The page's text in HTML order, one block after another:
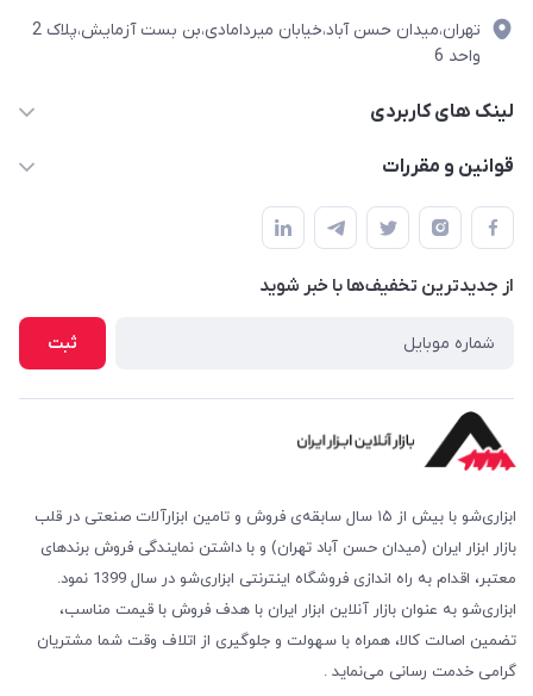
تهران،میدان حسن آباد،خیابان میردامادی،بن بست آزمایش،پلاک 2
واحد 6
لینک های کاربردی
حساب کاربری
لیست محصولات
درباره ما
قوانین و مقررات
شرایط بازگشت کالا
روش های پرداخت
روش های ارسال
امکان خرید حضوری
از جدید‌ترین تخفیف‌ها با‌ خبر شوید
ثبت
ابزاری‌شو با بیش از ۱۵ سال سابقه‌ی فروش و تامین ابزارآلات صنعتی در قلب
بازار ابزار ایران (میدان حسن آباد تهران) و با داشتن نمایندگی فروش برندهای
معتبر، اقدام به راه اندازی فروشگاه اینترنتی ابزاری‌شو در سال 1399 نمود.
ابزاری‌شو به عنوان بازار آنلاین ابزار ایران با هدف فروش با قیمت مناسب،
تضمین اصالت کالا، همراه با سهولت و جلوگیری از اتلاف وقت شما مشتریان
گرامی خدمت رسانی می‌نماید .